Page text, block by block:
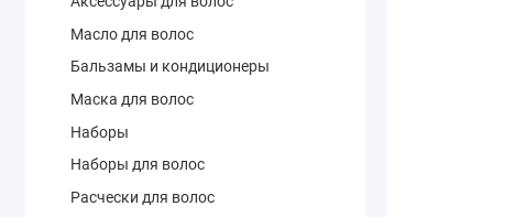
Масло для волос
Бальзамы и кондиционеры
Маска для волос
Наборы
Наборы для волос
Расчески для волос